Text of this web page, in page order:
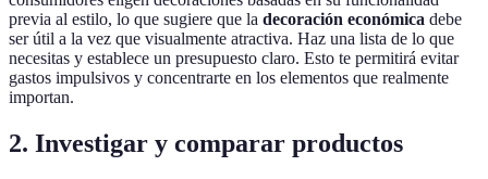
previa al estilo, lo que sugiere que la decoración económica debe
ser útil a la vez que visualmente atractiva. Haz una lista de lo que
necesitas y establece un presupuesto claro. Esto te permitirá evitar
gastos impulsivos y concentrarte en los elementos que realmente
importan.
2. Investigar y comparar productos